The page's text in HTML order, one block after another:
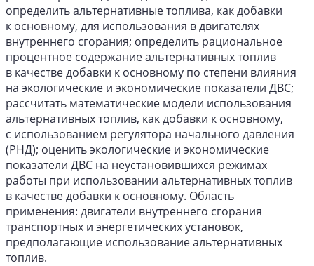
определить альтернативные топлива, как добавки
к основному, для использования в двигателях
внутреннего сгорания; определить рациональное
процентное содержание альтернативных топлив
в качестве добавки к основному по степени влияния
на экологические и экономические показатели ДВС;
рассчитать математические модели использования
альтернативных топлив, как добавки к основному,
с использованием регулятора начального давления
(РНД); оценить экологические и экономические
показатели ДВС на неустановившихся режимах
работы при использовании альтернативных топлив
в качестве добавки к основному. Область
применения: двигатели внутреннего сгорания
транспортных и энергетических установок,
предполагающие использование альтернативных
топлив.